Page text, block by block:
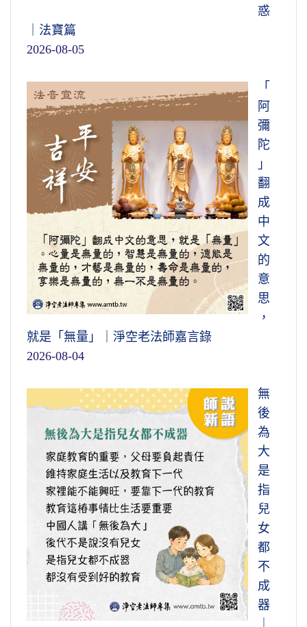
惑
｜法寶篇
2026-08-05
「
阿
彌
陀
」
翻
成
中
文
的
意
思
，
就是「無量」｜淨空老法師嘉言錄
2026-08-04
無
後
為
大
是
指
兒
女
都
不
成
器